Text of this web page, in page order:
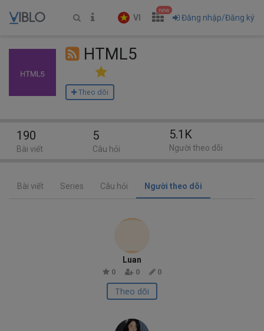
VI
new
Đăng nhập/Đăng ký
HTML5
Theo dõi
Bài viết Series Câu hỏi Người theo dõi
Luan
0 0 0
Theo dõi
190
Bài viết
5
Câu hỏi
5.1K
Người theo dõi